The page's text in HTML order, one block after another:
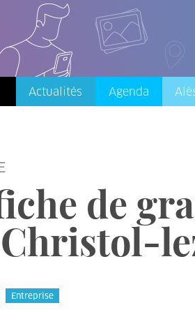
Actualités Agenda
de
Entreprise